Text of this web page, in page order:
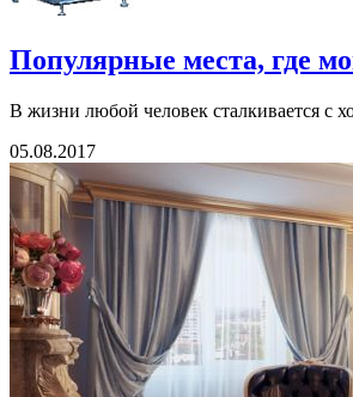
Популярные места, где
В жизни любой человек сталкивается с
05.08.2017